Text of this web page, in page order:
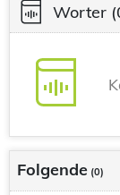
Worter
Folgende (0)